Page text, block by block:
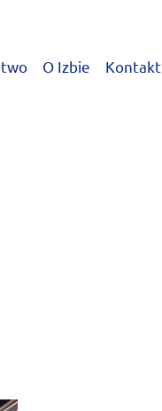
O Izbie Kontakt